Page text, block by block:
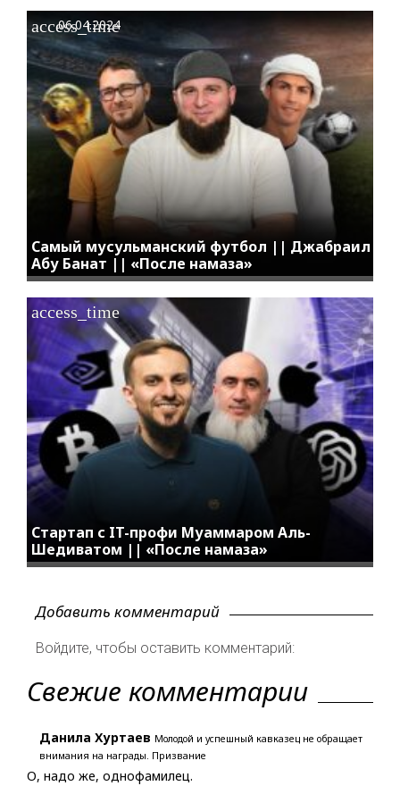
Самый мусульманский футбол || Джабраил
Абу Банат || «После намаза»
access_time
06.04.2024
Стартап с IT-профи Муаммаром Аль-
Шедиватом || «После намаза»
access_time
Добавить комментарий
Войдите, чтобы оставить комментарий:
Свежие комментарии
Данила Хуртаев Молодой и успешный кавказец не обращает
внимания на награды. Призвание
О, надо же, однофамилец.